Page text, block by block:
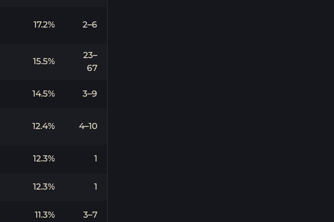
17.2% 2–6
15.5%
23–
67
14.5% 3–9
12.4% 4–10
12.3% 1
12.3% 1
11.3% 3–7